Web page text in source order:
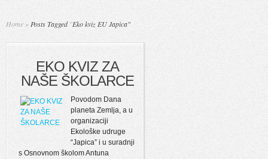
Home » Posts Tagged"Eko kviz EU Japica"
EKO KVIZ ZA
NAŠE ŠKOLARCE
Povodom Dana
planeta Zemlja, a u
organizaciji
Ekološke udruge
“Japica” i u suradnji
s Osnovnom školom Antuna